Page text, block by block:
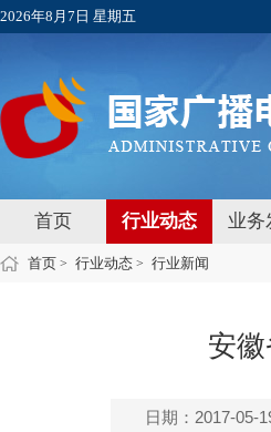
2026年8月7日 星期五
首页 行业动态 业务
首页 > 行业动态 > 行业新闻
安
日期：2017-05-